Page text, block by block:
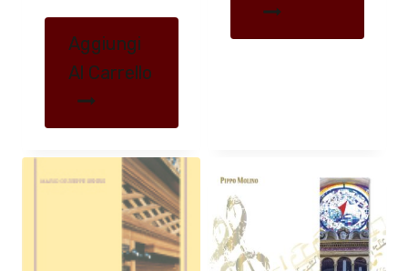
Aggiungi
Al Carrello